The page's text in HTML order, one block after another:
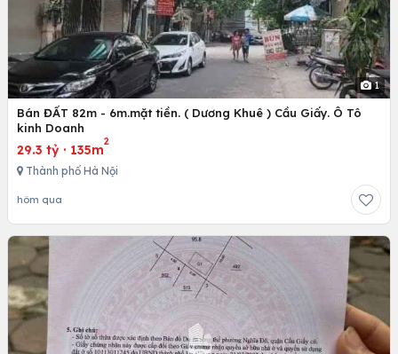
1
Bán ĐẤT 82m - 6m.mặt tiền. ( Dương Khuê ) Cầu Giấy. Ô Tô
kinh Doanh
29.3 tỷ · 135m
2
Thành phố Hà Nội
hôm qua